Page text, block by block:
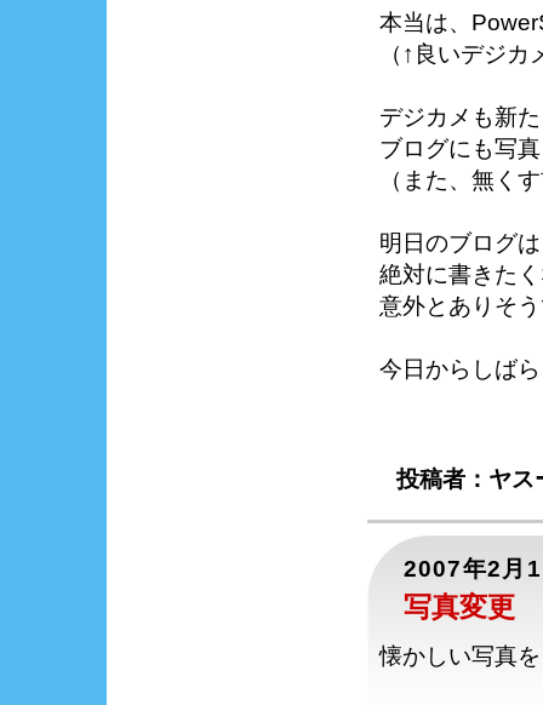
本当は、
（↑良いデジカ
デジカメも新
ブログにも写
（また、無く
明日のブログ
絶対に書きた
意外とありそ
今日からしば
投稿者：ヤ
2007年2月
写真変更
懐かしい写真